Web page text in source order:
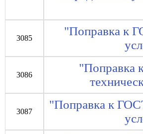
3085
"Поправка к
3086
"Поправка
3087
"Поправка к